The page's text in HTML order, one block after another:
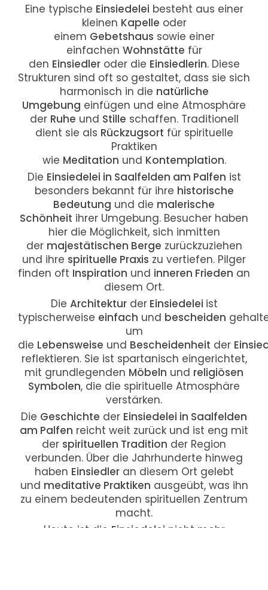
Eine typische Einsiedelei besteht aus einer
kleinen Kapelle oder
einem Gebetshaus sowie einer
einfachen Wohnstätte für
den Einsiedler oder die Einsiedlerin. Diese
Strukturen sind oft so gestaltet, dass sie sich
harmonisch in die natürliche
Umgebung einfügen und eine Atmosphäre
der Ruhe und Stille schaffen. Traditionell
dient sie als Rückzugsort für spirituelle
Praktiken
wie Meditation und Kontemplation.
Die Einsiedelei in Saalfelden am Palfen ist
besonders bekannt für ihre historische
Bedeutung und die malerische
Schönheit ihrer Umgebung. Besucher haben
hier die Möglichkeit, sich inmitten
der majestätischen Berge zurückzuziehen
und ihre spirituelle Praxis zu vertiefen. Pilger
finden oft Inspiration und inneren Frieden an
diesem Ort.
Die Architektur der Einsiedelei ist
typischerweise einfach und bescheiden
um
die Lebensweise und Bescheidenheit der
reflektieren. Sie ist spartanisch eingerichtet,
mit grundlegenden Möbeln und religiösen
Symbolen, die die spirituelle Atmosphäre
verstärken.
Die Geschichte der Einsiedelei in Saalfelden
am Palfen reicht weit zurück und ist eng mit
der spirituellen Tradition der Region
verbunden. Über die Jahrhunderte hinweg
haben Einsiedler an diesem Ort gelebt
und meditative Praktiken ausgeübt, was ihn
zu einem bedeutenden spirituellen Zentrum
macht.
Heute ist die Einsiedelei nicht mehr